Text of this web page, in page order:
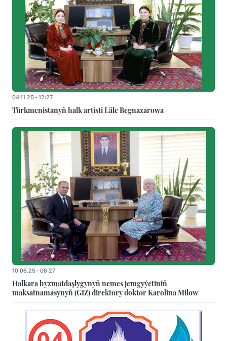
04.11.25 - 12:27
Türkmenistanyň halk artisti Läle Begnazarowa
10.06.25 - 06:27
Halkara hyzmatdaşlygynyň nemes jemgyýetiniň
maksatnamasynyň (GIZ) direktory doktor Karolina Milow